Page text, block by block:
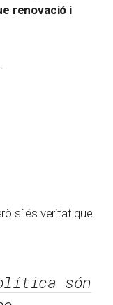
renovació i
sí és veritat que
són